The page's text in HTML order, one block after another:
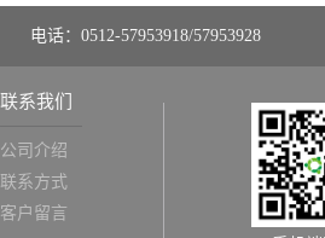
电话：0512-57953918/57953928
联系我们
公司介绍
联系方式
客户留言